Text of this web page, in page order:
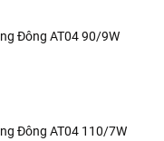
Đông AT04 90/9W
Đông AT04 110/7W